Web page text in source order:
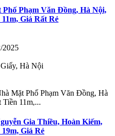
Phạm Văn Đồng, Hà Nội,
Giá Rất Rẻ
2025
Hà Nội
Mặt Phố Phạm Văn Đồng, Hà
11m,...
Gia Thiều, Hoàn Kiếm,
Giá Rẻ